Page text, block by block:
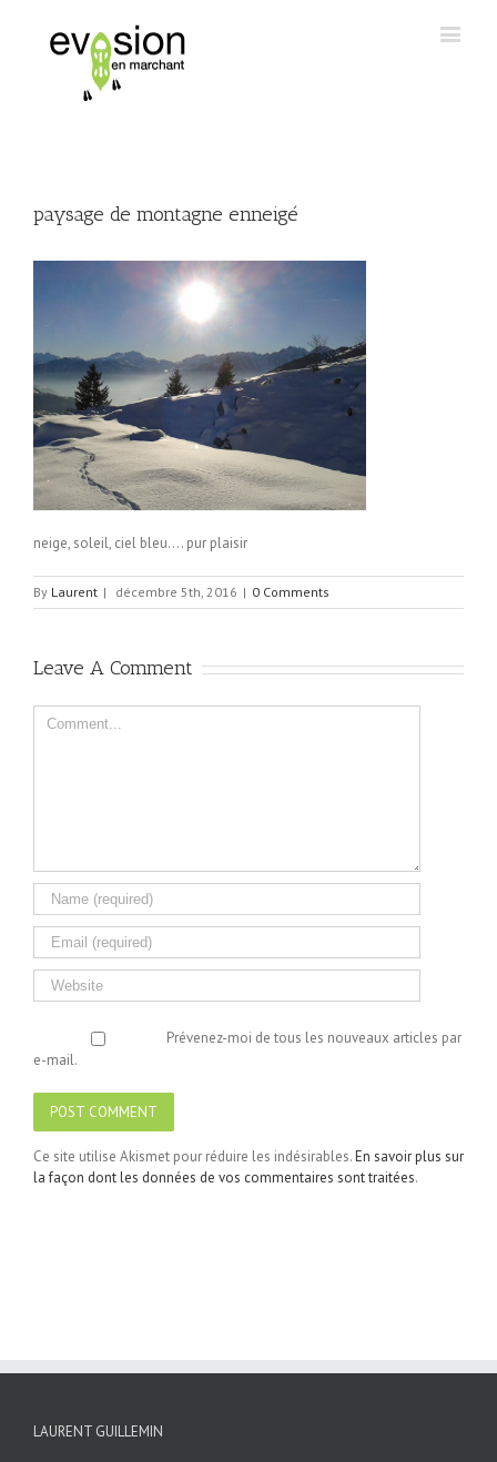
paysage de montagne enneigé
neige, soleil, ciel bleu…. pur plaisir
By Laurent | décembre 5th, 2016 | 0 Comments
Leave A Comment
Comment
Prévenez-moi de tous les nouveaux articles par
e-mail.
Ce site utilise Akismet pour réduire les indésirables.En savoir plus sur
la façon dont les données de vos commentaires sont traitées.
LAURENT GUILLEMIN